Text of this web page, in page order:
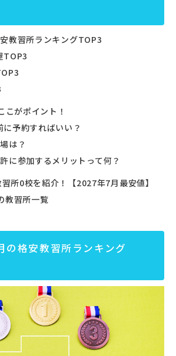
教習所ランキングTOP3
TOP3
こがポイント！
に予約すればいい？
は？
に参加するメリットって何？
所0校を紹介！【2027年7月最安値】
教習所一覧
の格安教習所ランキング